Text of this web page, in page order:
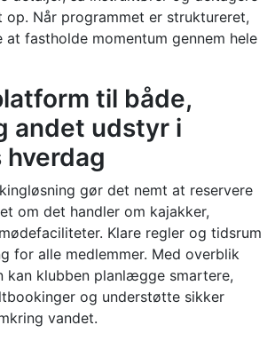
op. Når programmet er struktureret,
fastholde momentum gennem hele
til både,
andet udstyr i
gør det nemt at reservere
om det handler om kajakker,
Klare regler og tidsrum
for alle medlemmer. Med overblik
kan klubben planlægge smartere,
og understøtte sikker
vandet.